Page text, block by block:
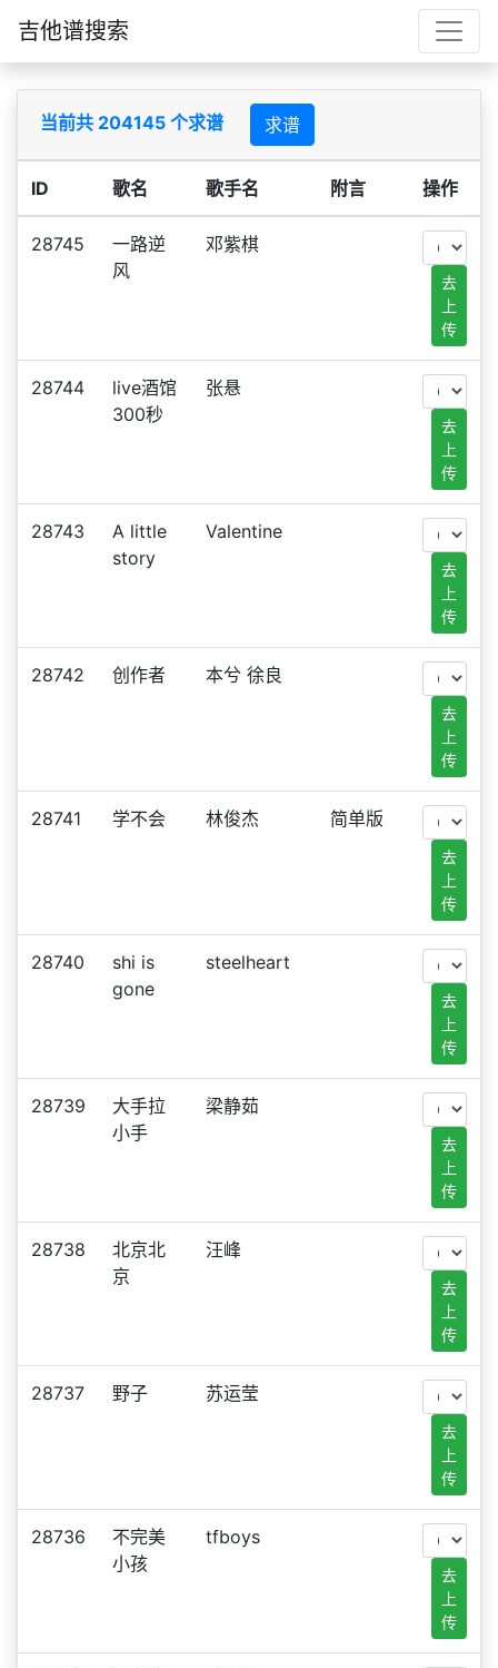
吉他谱搜索
当前共 204145 个求谱 求谱
ID 歌名 歌手名 附言 操作
28745
一路逆
风
邓紫棋
去
上
传
28744
live酒馆
300秒
张悬
去
上
传
28743
A little
story
Valentine
去
上
传
28742 创作者 本兮 徐良
去
上
传
28741 学不会 林俊杰 简单版
去
上
传
28740
shi is
gone
steelheart
去
上
传
28739
大手拉
小手
梁静茹
去
上
传
28738
北京北
京
汪峰
去
上
传
28737 野子 苏运莹
去
上
传
28736
不完美
小孩
tfboys
去
上
传